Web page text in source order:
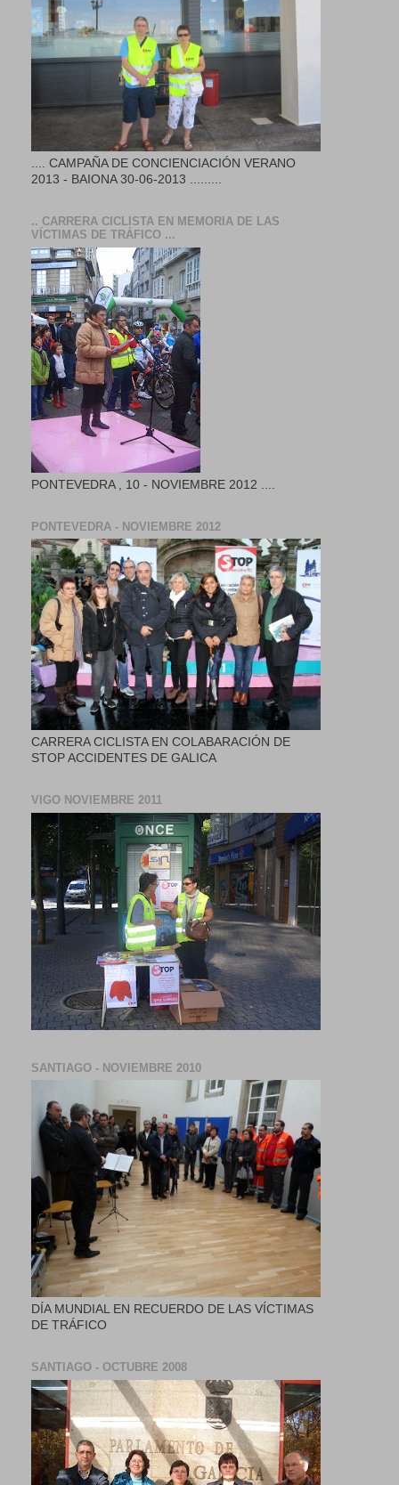
.... CAMPAÑA DE CONCIENCIACIÓN VERANO
2013 - BAIONA 30-06-2013 .........
.. CARRERA CICLISTA EN MEMORIA DE LAS
VÍCTIMAS DE TRÁFICO ...
PONTEVEDRA , 10 - NOVIEMBRE 2012 ....
PONTEVEDRA - NOVIEMBRE 2012
CARRERA CICLISTA EN COLABARACIÓN DE
STOP ACCIDENTES DE GALICA
VIGO NOVIEMBRE 2011
SANTIAGO - NOVIEMBRE 2010
DÍA MUNDIAL EN RECUERDO DE LAS VÍCTIMAS
DE TRÁFICO
SANTIAGO - OCTUBRE 2008